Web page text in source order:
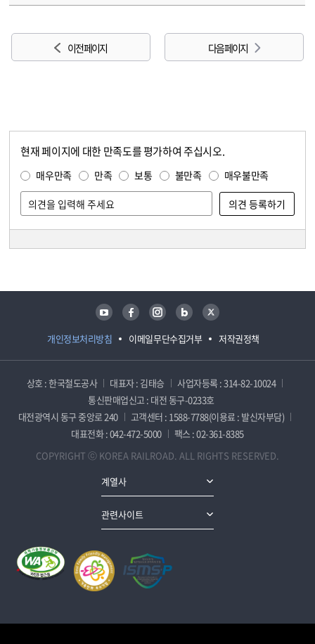
이전 페이지 다음 페이지
현재 페이지에 대한 만족도를 평가하여 주십시오.
매우만족 만족 보통 불만족 매우불만족
개인정보처리방침 이메일무단수집거부 저작권정책
유튜브 페이스북 인스타그램 블로그 트위터
상호 : 한국철도공사 대표자 : 김태승
사업자등록 : 314-82-10024
통신판매업신고 : 대전 동구-0233호
대전광역시 동구 중앙로 240
고객센터 : 1588-7788(이용료 : 발신자부담)
대표전화 : 042-472-5000
팩스 : 02-361-8385
COPYRIGHT ⓒ KOREA RAILROAD. ALL RIGHTS RESERVED.
계열사
관련사이트